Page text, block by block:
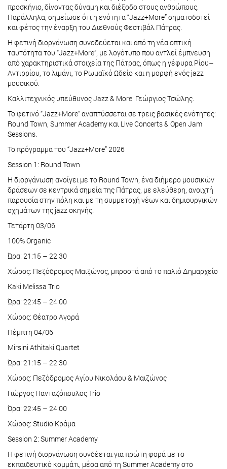
προσκήνιο, δίνοντας δύναμη και διέξοδο στους ανθρώπους.
Παράλληλα, σημείωσε ότι η ενότητα “Jazz+More” σηματοδοτεί
και φέτος την έναρξη του Διεθνούς Φεστιβάλ Πάτρας.
Η φετινή διοργάνωση συνοδεύεται και από τη νέα οπτική
ταυτότητα του “Jazz+More”, με λογότυπο που αντλεί έμπνευση
από χαρακτηριστικά στοιχεία της Πάτρας, όπως η γέφυρα Ρίου–
Αντιρρίου, το λιμάνι, το Ρωμαϊκό Ωδείο και η μορφή ενός jazz
μουσικού.
Καλλιτεχνικός υπεύθυνος Jazz & More: Γεώργιος Τσώλης.
Το φετινό “Jazz+More” αναπτύσσεται σε τρεις βασικές ενότητες:
Round Town, Summer Academy και Live Concerts & Open Jam
Sessions.
Το πρόγραμμα του “Jazz+More” 2026
Session 1: Round Town
Η διοργάνωση ανοίγει με το Round Town, ένα διήμερο μουσικών
δράσεων σε κεντρικά σημεία της Πάτρας, με ελεύθερη, ανοιχτή
παρουσία στην πόλη και με τη συμμετοχή νέων και δημιουργικών
σχημάτων της jazz σκηνής.
Τετάρτη 03/06
100% Organic
Ώρα: 21:15 – 22:30
Χώρος: Πεζόδρομος Μαιζώνος, μπροστά από το παλιό Δημαρχείο
Kaki Melissa Trio
Ώρα: 22:45 – 24:00
Χώρος: Θέατρο Αγορά
Πέμπτη 04/06
Mirsini Athitaki Quartet
Ώρα: 21:15 – 22:30
Χώρος: Πεζόδρομος Αγίου Νικολάου & Μαιζώνος
Γιώργος Πανταζόπουλος Trio
Ώρα: 22:45 – 24:00
Χώρος: Studio Κράμα
Session 2: Summer Academy
Η φετινή διοργάνωση συνδέεται για πρώτη φορά με το
εκπαιδευτικό κομμάτι, μέσα από τη Summer Academy στο